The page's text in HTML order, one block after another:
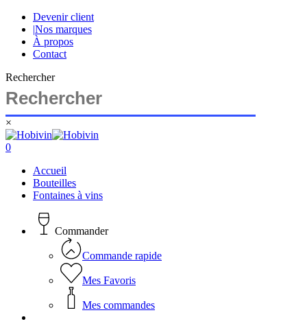
Skip
main
content
Devenir client
|Nos marques
À propos
Contact
Rechercher
×
Close
Search
search
account
0
Accueil
Bouteilles
Fontaines à vins
Commander
Commande rapide
Mes Favoris
Mes commandes